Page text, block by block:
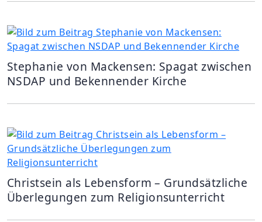
Stephanie von Mackensen: Spagat zwischen
NSDAP und Bekennender Kirche
Christsein als Lebensform – Grundsätzliche
Überlegungen zum Religionsunterricht